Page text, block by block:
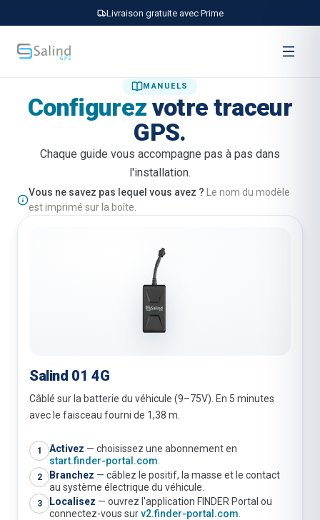
Livraison gratuite avec Prime
MANUELS
Configurez votre traceur
GPS.
Chaque guide vous accompagne pas à pas dans
l'installation.
Vous ne savez pas lequel vous avez ?
Le nom du modèle
est imprimé sur la boîte.
Salind 01 4G
Câblé sur la batterie du véhicule (9–75V). En 5 minutes
avec le faisceau fourni de 1,38 m.
1 Activez — choisissez une abonnement en
start.finder-portal.com
2 Branchez — câblez le positif, la masse et le contact
au système électrique du véhicule.
3 Localisez — ouvrez l'application FINDER Portal ou
connectez-vous surv2.finder-portal.com